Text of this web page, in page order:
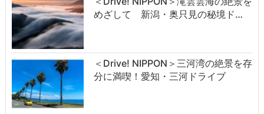
めざして 新潟・奥只見の秘境ド…
＜Drive! NIPPON＞三河湾の絶景を存
分に満喫！愛知・三河ドライブ